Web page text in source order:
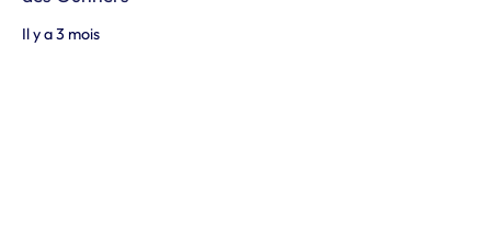
Il y a 3 mois